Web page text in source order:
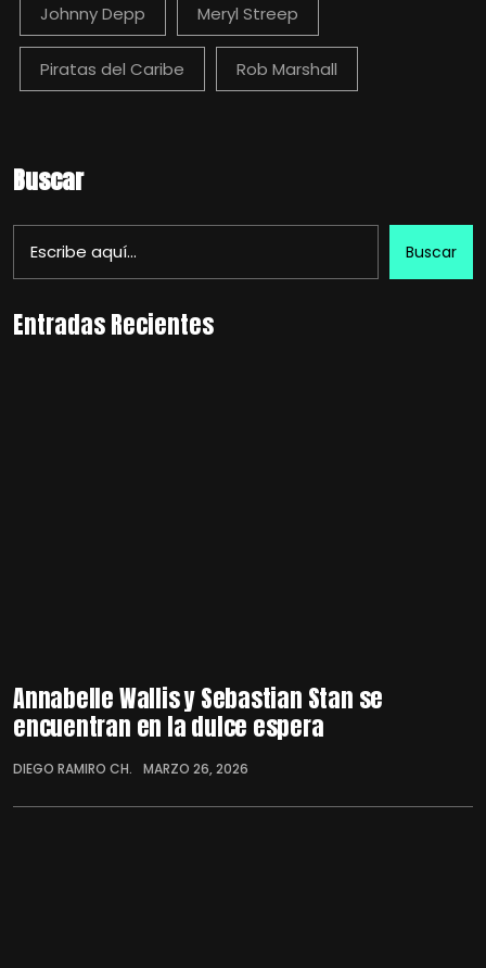
Johnny Depp Meryl Streep
Piratas del Caribe Rob Marshall
Buscar
Buscar
Entradas Recientes
Annabelle Wallis y Sebastian Stan se
encuentran en la dulce espera
DIEGO RAMIRO CH. MARZO 26, 2026